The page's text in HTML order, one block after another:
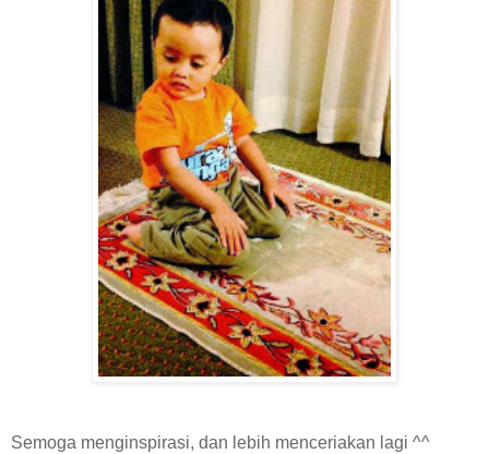
Semoga menginspirasi, dan lebih menceriakan lagi ^^